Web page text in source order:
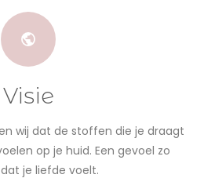
Visie
wij dat de stoffen die je draagt
op je huid. Een gevoel zo
je liefde voelt.